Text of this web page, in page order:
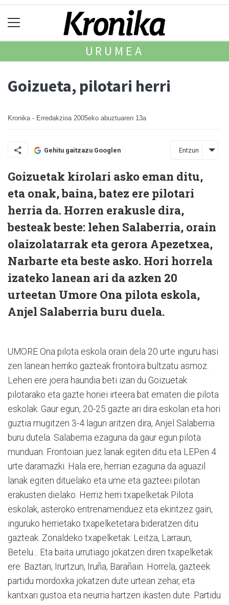
URUMEA
Goizueta, pilotari herri
Kronika - Erredakzioa 2005eko abuztuaren 13a
Gehitu gaitzazu Googlen Entzun
Goizuetak kirolari asko eman ditu,
eta onak, baina, batez ere pilotari
herria da. Horren erakusle dira,
besteak beste: lehen Salaberria, orain
olaizolatarrak eta gerora Apezetxea,
Narbarte eta beste asko. Hori horrela
izateko lanean ari da azken 20
urteetan Umore Ona pilota eskola,
Anjel Salaberria buru duela.
UMORE Ona pilota eskola orain dela 20 urte inguru hasi
zen lanean herriko gazteak frontoira bultzatu asmoz.
Lehen ere joera haundia beti izan du Goizuetak
pilotarako eta gazte horiei irteera bat ematen die pilota
eskolak. Gaur egun, 20-25 gazte ari dira eskolan eta hori
guztia mugitzen 3-4 lagun aritzen dira, Anjel Salaberria
buru dutela. Salaberria ezaguna da gaur egun pilota
munduan. Frontoian juez lanak egiten ditu eta LEPen 4
urte daramazki. Hala ere, herrian ezaguna da aguazil
lanak egiten dituelako eta ume eta gazteei pilotan
erakusten dielako. Herriz herri txapelketak Pilota
eskolak, asteroko entrenamenduez eta ekintzez gain,
inguruko herrietako txapelketetara bideratzen ditu
gazteak. Zonaldeko txapelketak: Leitza, Larraun,
Betelu... Eta baita urrutiago jokatzen diren txapelketak
ere: Baztan, Irurtzun, Iruña, Barañain. Horrela, gazteek
partidu mordoxka jokatzen dute urtean zehar, eta
kantxari gustoa eta neurria hartzen ikasten dute. Partidu